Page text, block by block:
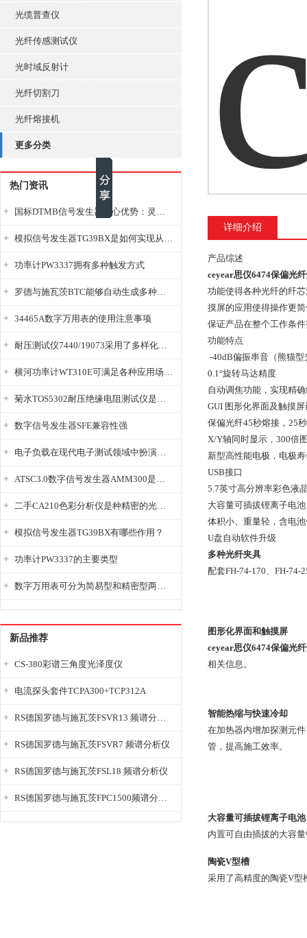
光缆普查仪
光纤传感测试仪
光时域反射计
光纤切割刀
光纤熔接机
更多分类
热门资讯
国标DTMB信号发生器核心优势：灵活性与准确性的结合
模拟信号发生器TG39BX是如何实现从直流到交流的波形转换?
功率计PW3337拥有多种触发方式
罗德与施瓦茨BTC能够自动生成多种音视频信号
34465A数字万用表的使用注意事项
耐压测试仪7440/19073采用了多样化的功能设计
横河功率计WT310E可满足各种应用场景的需求
菊水TOS5302耐压绝缘电阻测试仪是种重要的电气安全检测设备
数字信号发生器SFE兼容性强
电子负载在现代电子测试领域中扮演着重要的角色
ATSC3.0数字信号发生器AMM300是能够产生各种数字信号的电子设备
二手CA210色彩分析仪是种精密的光学测量仪器
模拟信号发生器TG39BX有哪些作用？
功率计PW3337的主要类型
数字万用表可分为简易型和精密型两大类
新品推荐
CS-380彩谱三角度光泽度仪
电流探头套件TCPA300+TCP312A
RS德国罗德与施瓦茨FSVR13 频谱分析仪
RS德国罗德与施瓦茨FSVR7 频谱分析仪
RS德国罗德与施瓦茨FSL18 频谱分析仪
RS德国罗德与施瓦茨FPC1500频谱分析仪
详细介绍
产品综述
ceyear思仪6474保偏光
功能使得各种光纤的纤
摸屏的应用使得操作更
保证产品在整个工作条
功能特点
-40dB偏振串音（熊猫型
0.1°旋转马达精度
自动调焦功能，实现精
GUI 图形化界面及触摸
保偏光纤45秒熔接，25
X/Y轴同时显示，300倍
新型高性能电极，电极
USB接口
5.7英寸高分辨率彩色液
大容量可插拔锂离子电
体积小、重量轻，含电
U盘自动软件升级
多种光纤夹具
配套FH-74-170、FH-74-
图形化界面和触摸屏
ceyear思仪6474保偏光
相关信息。
智能热缩与快速冷却
在加热器内增加探测元
管，提高施工效率。
大容量可插拔锂离子电池
内置可自由插拔的大容
陶瓷V型槽
采用了高精度的陶瓷V型